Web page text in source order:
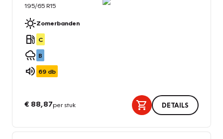
195/65 R15
Zomerbanden
C
B
69 db
€ 88,87per stuk DETAILS